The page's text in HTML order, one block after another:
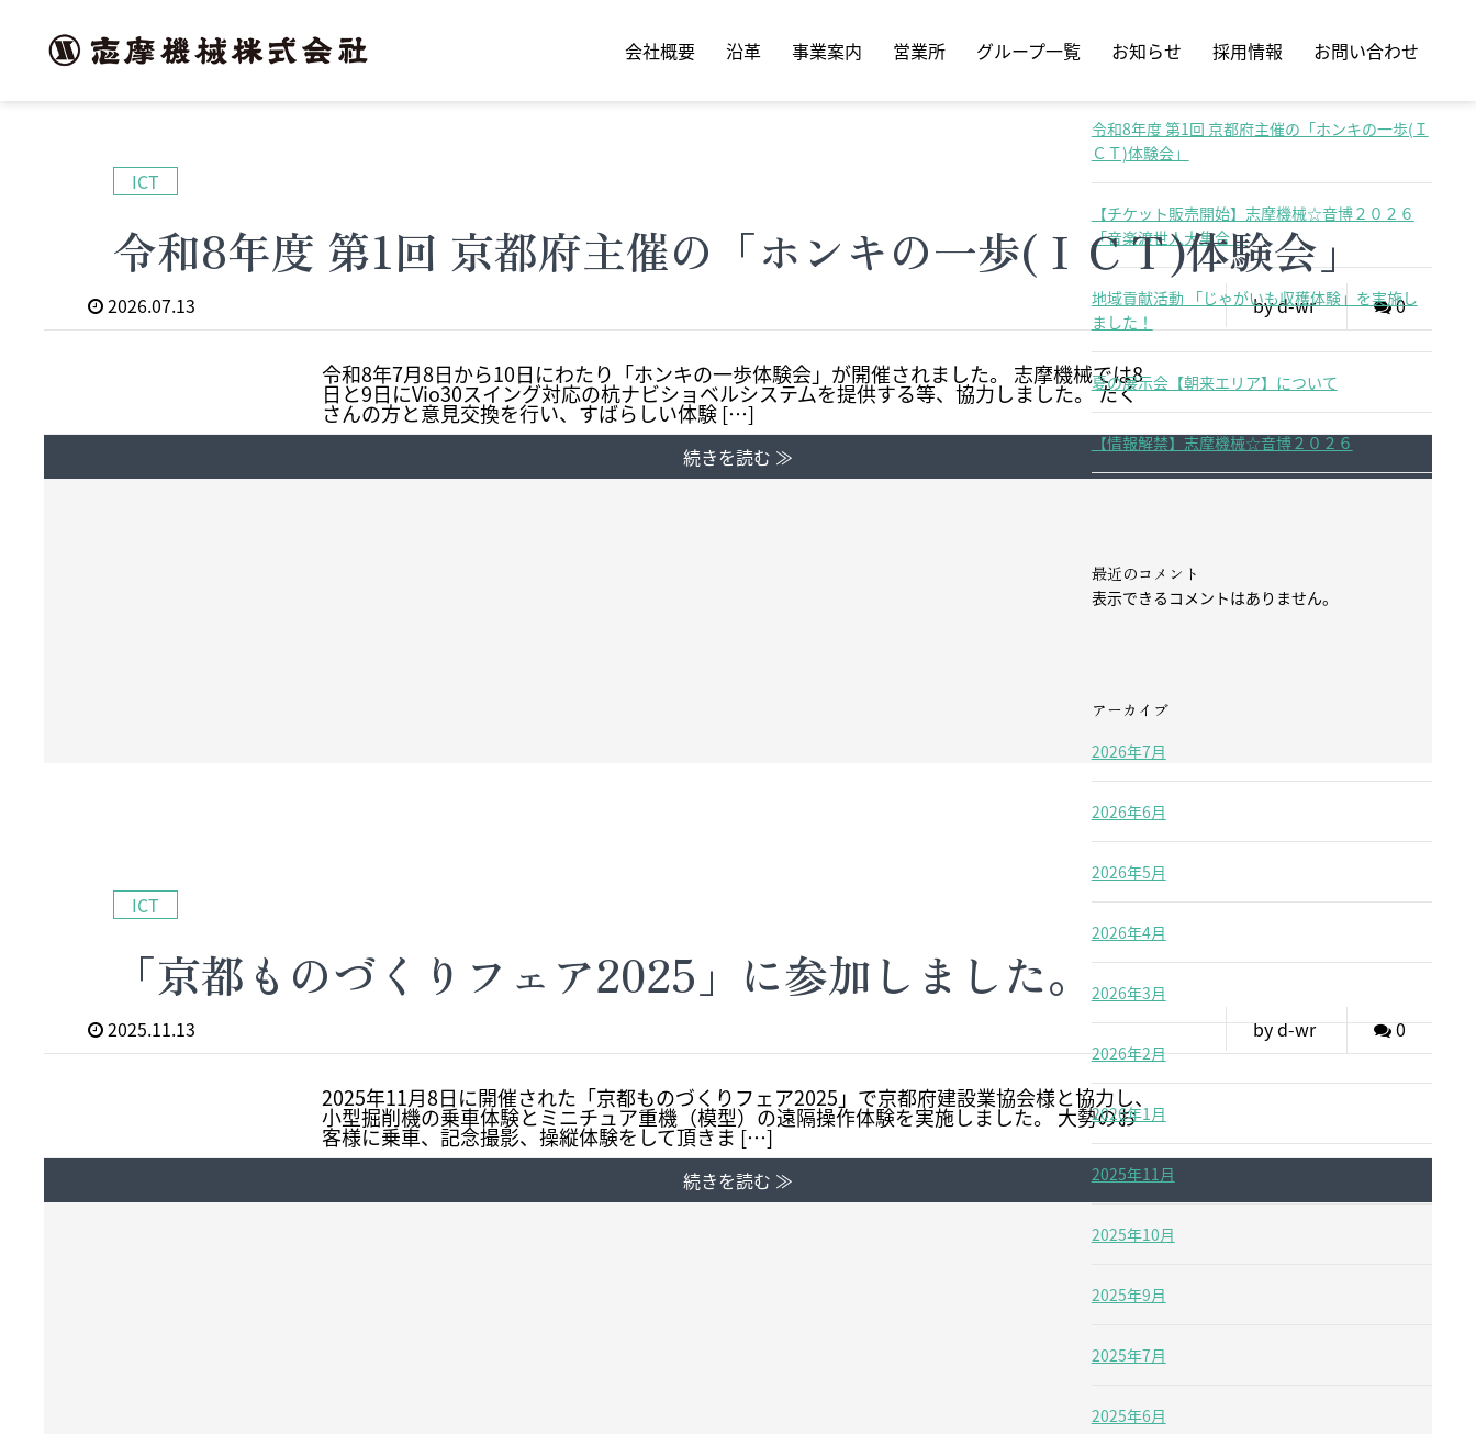
会社概要 沿革 事業案内 営業所 グループ一覧 お知らせ 採用情報 お問い合わせ
ICT
ICT
令和8年度 第1回 京都府主催の「ホンキの一歩(ＩＣＴ)体験会」
2026.07.13 by d-wr 0
令和8年7月8日から10日にわたり「ホンキの一歩体験会」が開催されました。 志摩機械では8
日と9日にVio30スイング対応の杭ナビショベルシステムを提供する等、協力しました。 たく
さんの方と意見交換を行い、すばらしい体験 […]
続きを読む ≫
ICT
「京都ものづくりフェア2025」に参加しました。
2025.11.13 by d-wr 0
2025年11月8日に開催された「京都ものづくりフェア2025」で京都府建設業協会様と協力し、
小型掘削機の乗車体験とミニチュア重機（模型）の遠隔操作体験を実施しました。 大勢のお
客様に乗車、記念撮影、操縦体験をして頂きま […]
続きを読む ≫
索
令和8年度 第1回 京都府主催の「ホンキの一歩(Ｉ
ＣＴ)体験会」
【チケット販売開始】志摩機械☆音博２０２６
「音楽渡世人大集合」
地域貢献活動 「じゃがいも収穫体験」を実施し
ました！
夏の展示会【朝来エリア】について
【情報解禁】志摩機械☆音博２０２６
最近のコメント
表示できるコメントはありません。
アーカイブ
2026年7月
2026年6月
2026年5月
2026年4月
2026年3月
2026年2月
2026年1月
2025年11月
2025年10月
2025年9月
2025年7月
2025年6月